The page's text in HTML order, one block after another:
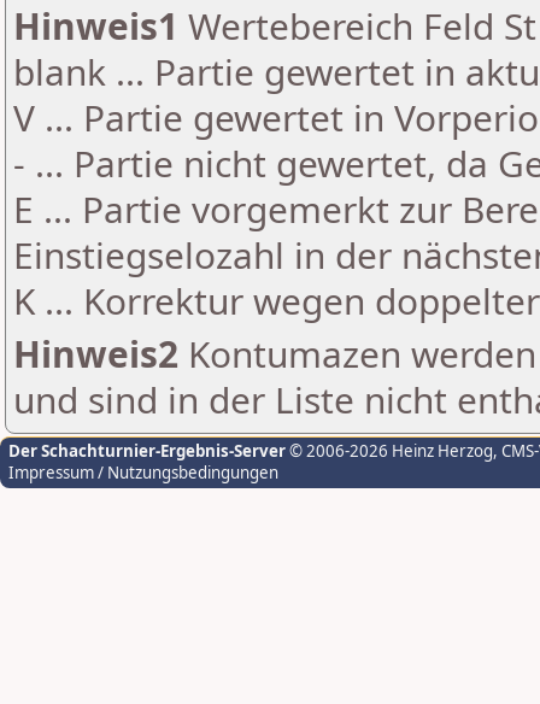
Hinweis1 Wertebereich Feld
blank ... Partie gewertet in
V ... Partie gewertet in
- ... Partie nicht gewertet, da
E ... Partie vorgemerkt zur
Einstiegselozahl in der
K ... Korrektur wegen
Hinweis2 Kontumazen
und sind in der Liste nicht
Der Schachturnier-Ergebnis-Server© 2006-2026 Heinz Herzog,
Impressum / Nutzungsbedingungen